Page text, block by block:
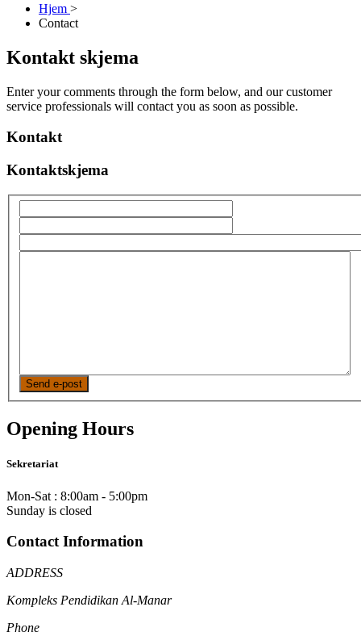
Hjem >
Contact
Kontakt skjema
Enter your comments through the form below, and our customer
service professionals will contact you as soon as possible.
Kontakt
Kontaktskjema
Send e-post
Opening Hours
Sekretariat
Mon-Sat : 8:00am - 5:00pm
Sunday is closed
Contact Information
ADDRESS
Kompleks Pendidikan Al-Manar
Phone